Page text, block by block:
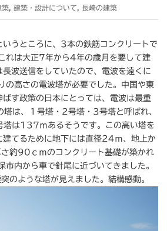
築 建築・設計について 長崎の建築
いうところに、3本の鉄筋コンクリートで
れは大正7年から4年の歳月を要して建
波送信をしていたので、電波を遠くに
の高さの電波塔が必要でした。中国や東
す政策の日本にとっては、電波は最重
は、１号塔・2号塔・3号塔と呼ばれ、
は137ｍあるそうです。この高い塔を
建てるために地下には直径24ｍ、地上か
約90ｃｍのコンクリート基礎が築かれ
市内から車で針尾に近づいてきました。
のような塔が見えました。結構感動。